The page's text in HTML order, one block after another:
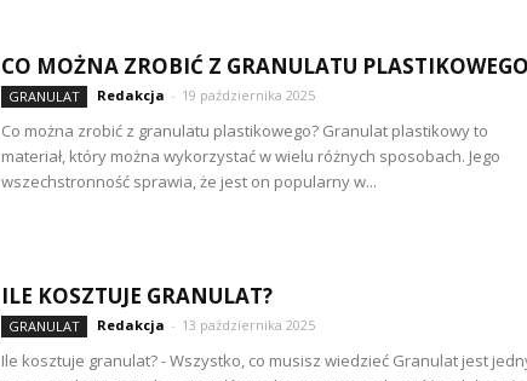
CO MOŻNA ZROBIĆ Z GRANULATU
GRANULAT Redakcja - 19 października 2025
Co można zrobić z granulatu plastikowego? Granulat plastikowy to
materiał, który można wykorzystać w wielu różnych sposobach. Jego
wszechstronność sprawia, że jest on popularny w...
ILE KOSZTUJE GRANULAT?
GRANULAT Redakcja - 13 października 2025
Ile kosztuje granulat? - Wszystko, co musisz wiedzieć Granulat jest